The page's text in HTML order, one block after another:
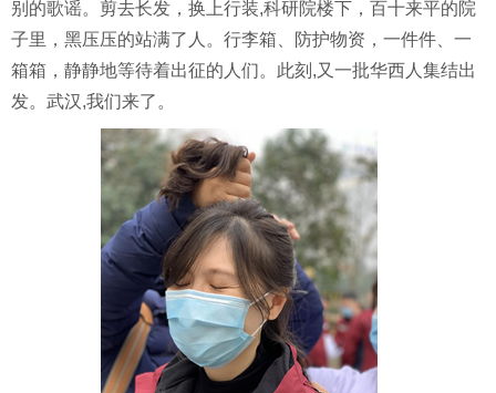
别的歌谣。剪去长发，换上行装,科研院楼下，百十来平的院
子里 ，黑压压的站满了人。行李箱、防护物资，一件件、一
箱箱，静静地等待着出征的人们。 此刻 ,又一批华西人集结出
发。武汉,我们来了 。